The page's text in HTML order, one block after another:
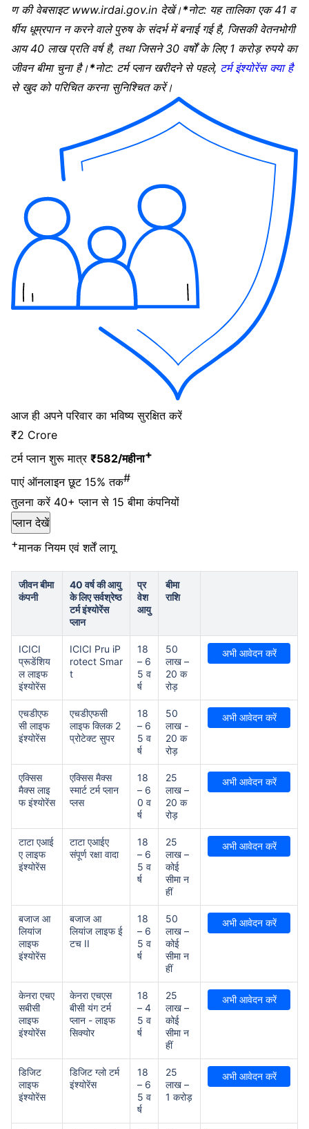
ण की वेबसाइट www.irdai.gov.in देखें।*नोट: यह तालिका एक 41 व
र्षीय धूम्रपान न करने वाले पुरुष के संदर्भ में बनाई गई है, जिसकी वेतनभोगी
आय 40 लाख प्रति वर्ष है, तथा जिसने 30 वर्षों के लिए 1 करोड़ रुपये का
जीवन बीमा चुना है।*नोट: टर्म प्लान खरीदने से पहले, टर्म इंश्योरेंस क्या है
से खुद को परिचित करना सुनिश्चित करें।
आज ही अपने परिवार का भविष्य सुरक्षित करें
₹2 Crore
टर्म प्लान शुरू मात्र ₹582/महीना+
पाएं ऑनलाइन छूट 15% तक#
तुलना करें 40+ प्लानसे 15 बीमा कंपनियों
प्लान देखें
+मानक नियम एवं शर्तें लागू
जीवन बीमा
कंपनी
40 वर्ष की आयु
के लिए सर्वश्रेष्ठ
टर्म इंश्योरेंस
प्लान
प्र
वेश
आयु
बीमा
राशि
ICICI
प्रूडेंशिय
ल लाइफ
इंश्योरेंस
ICICI Pru iP
rotect Smar
t
18
– 6
5 व
र्ष
50
लाख –
20 क
रोड़
अभी आवेदन करें
एचडीएफ
सी लाइफ
इंश्योरेंस
एचडीएफसी
लाइफ क्लिक 2
प्रोटेक्ट सुपर
18
– 6
5 व
र्ष
50
लाख -
20 क
रोड़
अभी आवेदन करें
एक्सिस
मैक्स लाइ
फ इंश्योरेंस
एक्सिस मैक्स
स्मार्ट टर्म प्लान
प्लस
18
– 6
0 व
र्ष
25
लाख –
20 क
रोड़
अभी आवेदन करें
टाटा एआई
ए लाइफ
इंश्योरेंस
टाटा एआईए
संपूर्ण रक्षा वादा
18
– 6
5 व
र्ष
25
लाख –
कोई
सीमा न
हीं
अभी आवेदन करें
बजाज आ
लियांज
लाइफ
इंश्योरेंस
बजाज आ
लियांज लाइफ ई
टच II
18
– 6
5 व
र्ष
50
लाख –
कोई
सीमा न
हीं
अभी आवेदन करें
केनरा एचए
सबीसी
लाइफ
इंश्योरेंस
केनरा एचएस
बीसी यंग टर्म
प्लान - लाइफ
सिक्योर
18
– 4
5 व
र्ष
25
लाख –
कोई
सीमा न
हीं
अभी आवेदन करें
डिजिट
लाइफ
इंश्योरेंस
डिजिट ग्लो टर्म
इंश्योरेंस
18
– 6
5 व
र्ष
25
लाख –
1 करोड़
अभी आवेदन करें